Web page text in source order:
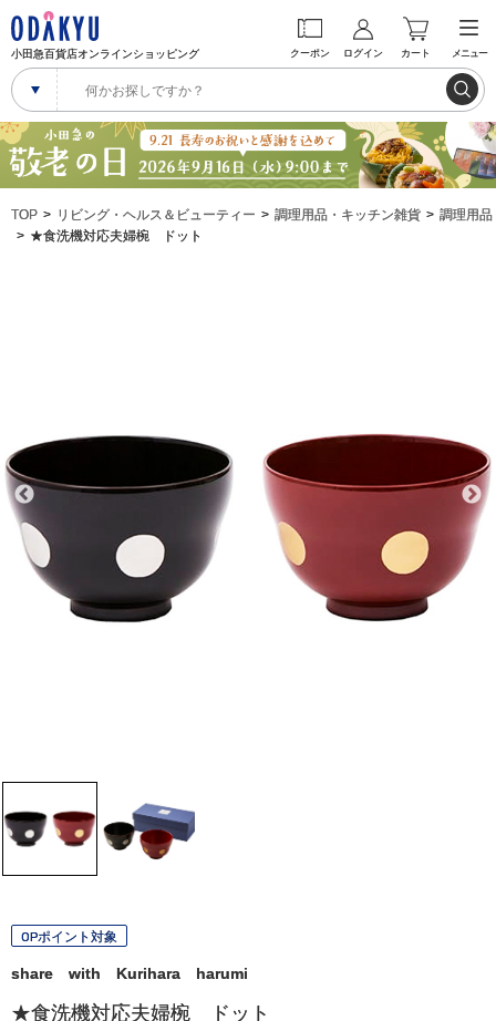
小田急百貨店オンラインショッピング クーポン ログイン カート メニュー
TOP リビング・ヘルス＆ビューティー 調理用品・キッチン雑貨
調理用品
★食洗機対応夫婦椀 ドット
OPポイント対象
share with Kurihara harumi
★食洗機対応夫婦椀 ドット